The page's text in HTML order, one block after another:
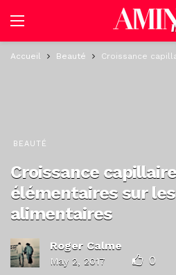
Accueil Beauté Croissance
BEAUTÉ
Croissance
élémentaires sur
alimentaires
Roger Calme
May 2, 2017 0